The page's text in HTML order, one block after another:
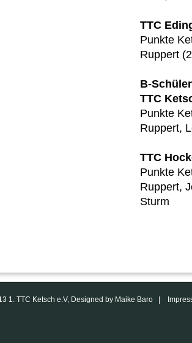
TTC
Punkte
Ruppert
B-Schüler
TTC
Punkte
Ruppert,
TTC
Punkte
Ruppert,
Sturm
1. TTC Ketsch e.V, Designed by Maike Baro |